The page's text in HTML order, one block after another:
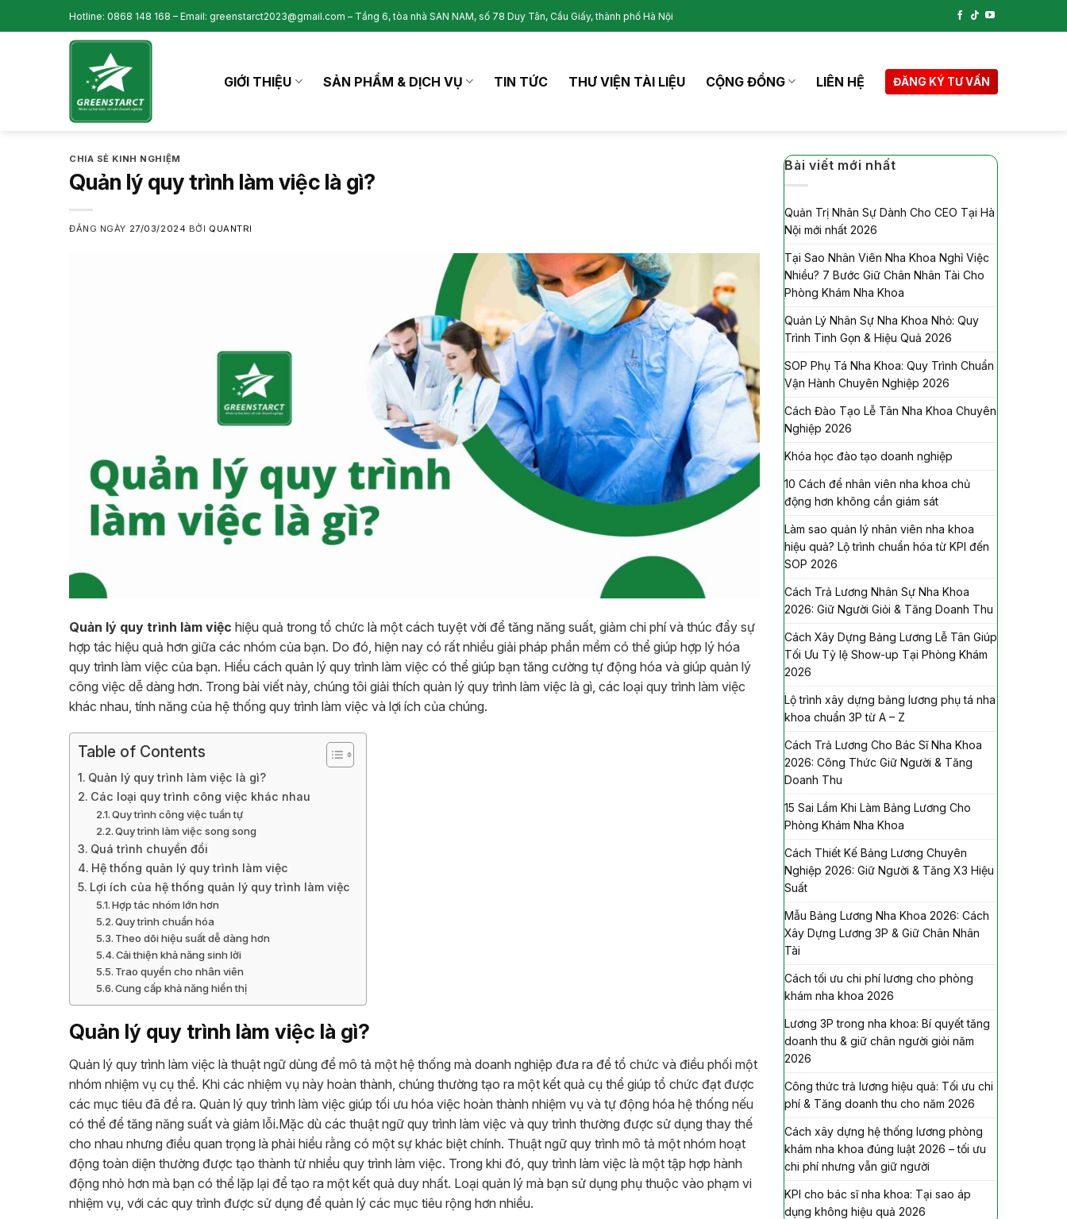
to
Hotline: 0868 148 168 – Email: greenstarct2023@gmail.com – Tầng 6, tòa nhà SAN NAM, số 78 Duy Tân, Cầu Giấy, thành phố Hà Nội
GIỚI THIỆU SẢN PHẨM & DỊCH VỤ TIN TỨC THƯ VIỆN TÀI LIỆU CỘNG ĐỒNG LIÊN HỆ ĐĂNG KÝ TƯ VẤN
CHIA SẺ KINH NGHIỆM
Quản lý quy trình làm việc là gì?
ĐĂNG NGÀY 27/03/2024 BỞI QUANTRI
Quản lý quy trình làm việc hiệu quả trong tổ chức là một cách tuyệt vời để tăng năng suất, giảm chi phí và thúc đẩy sự
hợp tác hiệu quả hơn giữa các nhóm của bạn. Do đó, hiện nay có rất nhiều giải pháp phần mềm có thể giúp hợp lý hóa
quy trình làm việc của bạn. Hiểu cách quản lý quy trình làm việc có thể giúp bạn tăng cường tự động hóa và giúp quản lý
công việc dễ dàng hơn. Trong bài viết này, chúng tôi giải thích quản lý quy trình làm việc là gì, các loại quy trình làm việc
khác nhau, tính năng của hệ thống quy trình làm việc và lợi ích của chúng.
Table of Contents
Quản lý quy trình làm việc là gì?
Các loại quy trình công việc khác nhau
Quy trình công việc tuần tự
Quy trình làm việc song song
Quá trình chuyển đổi
Hệ thống quản lý quy trình làm việc
Lợi ích của hệ thống quản lý quy trình làm việc
Hợp tác nhóm lớn hơn
Quy trình chuẩn hóa
Theo dõi hiệu suất dễ dàng hơn
Cải thiện khả năng sinh lời
Trao quyền cho nhân viên
Cung cấp khả năng hiển thị
Quản lý quy trình làm việc là gì?
Quản lý quy trình làm việc là thuật ngữ dùng để mô tả một hệ thống mà doanh nghiệp đưa ra để tổ chức và điều phối một
nhóm nhiệm vụ cụ thể. Khi các nhiệm vụ này hoàn thành, chúng thường tạo ra một kết quả cụ thể giúp tổ chức đạt được
các mục tiêu đã đề ra. Quản lý quy trình làm việc giúp tối ưu hóa việc hoàn thành nhiệm vụ và tự động hóa hệ thống nếu
có thể để tăng năng suất và giảm lỗi.Mặc dù các thuật ngữ quy trình làm việc và quy trình thường được sử dụng thay thế
cho nhau nhưng điều quan trọng là phải hiểu rằng có một sự khác biệt chính. Thuật ngữ quy trình mô tả một nhóm hoạt
động toàn diện thường được tạo thành từ nhiều quy trình làm việc. Trong khi đó, quy trình làm việc là một tập hợp hành
động nhỏ hơn mà bạn có thể lặp lại để tạo ra một kết quả duy nhất. Loại quản lý mà bạn sử dụng phụ thuộc vào phạm vi
nhiệm vụ, với các quy trình được sử dụng để quản lý các mục tiêu rộng hơn nhiều.
Bài viết mới nhất
Quản Trị Nhân Sự Dành Cho CEO Tại Hà
Nội mới nhất 2026
Tại Sao Nhân Viên Nha Khoa Nghỉ Việc
Nhiều? 7 Bước Giữ Chân Nhân Tài Cho
Phòng Khám Nha Khoa
Quản Lý Nhân Sự Nha Khoa Nhỏ: Quy
Trình Tinh Gọn & Hiệu Quả 2026
SOP Phụ Tá Nha Khoa: Quy Trình Chuẩn
Vận Hành Chuyên Nghiệp 2026
Cách Đào Tạo Lễ Tân Nha Khoa Chuyên
Nghiệp 2026
Khóa học đào tạo doanh nghiệp
10 Cách để nhân viên nha khoa chủ
động hơn không cần giám sát
Làm sao quản lý nhân viên nha khoa
hiệu quả? Lộ trình chuẩn hóa từ KPI đến
SOP 2026
Cách Trả Lương Nhân Sự Nha Khoa
2026: Giữ Người Giỏi & Tăng Doanh Thu
Cách Xây Dựng Bảng Lương Lễ Tân Giúp
Tối Ưu Tỷ lệ Show-up Tại Phòng Khám
2026
Lộ trình xây dựng bảng lương phụ tá nha
khoa chuẩn 3P từ A – Z
Cách Trả Lương Cho Bác Sĩ Nha Khoa
2026: Công Thức Giữ Người & Tăng
Doanh Thu
15 Sai Lầm Khi Làm Bảng Lương Cho
Phòng Khám Nha Khoa
Cách Thiết Kế Bảng Lương Chuyên
Nghiệp 2026: Giữ Người & Tăng X3 Hiệu
Suất
Mẫu Bảng Lương Nha Khoa 2026: Cách
Xây Dựng Lương 3P & Giữ Chân Nhân
Tài
Cách tối ưu chi phí lương cho phòng
khám nha khoa 2026
Lương 3P trong nha khoa: Bí quyết tăng
doanh thu & giữ chân người giỏi năm
2026
Công thức trả lương hiệu quả: Tối ưu chi
phí & Tăng doanh thu cho năm 2026
Cách xây dựng hệ thống lương phòng
khám nha khoa đúng luật 2026 – tối ưu
chi phí nhưng vẫn giữ người
KPI cho bác sĩ nha khoa: Tại sao áp
dụng không hiệu quả 2026